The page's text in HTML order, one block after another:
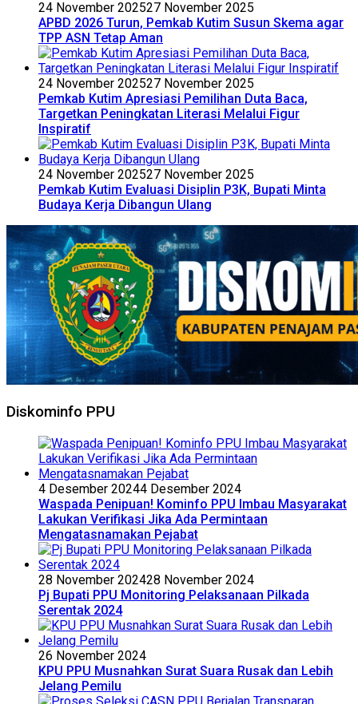
24 November 202527 November 2025
APBD 2026 Turun, Pemkab Kutim Susun Skema agar
TPP ASN Tetap Aman
24 November 202527 November 2025
Pemkab Kutim Apresiasi Pemilihan Duta Baca,
Targetkan Peningkatan Literasi Melalui Figur
Inspiratif
24 November 202527 November 2025
Pemkab Kutim Evaluasi Disiplin P3K, Bupati Minta
Budaya Kerja Dibangun Ulang
Diskominfo PPU
4 Desember 20244 Desember 2024
Waspada Penipuan! Kominfo PPU Imbau Masyarakat
Lakukan Verifikasi Jika Ada Permintaan
Mengatasnamakan Pejabat
28 November 202428 November 2024
Pj Bupati PPU Monitoring Pelaksanaan Pilkada
Serentak 2024
26 November 2024
KPU PPU Musnahkan Surat Suara Rusak dan Lebih
Jelang Pemilu